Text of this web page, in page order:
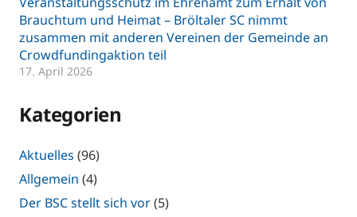
Brauchtum und Heimat – Bröltaler SC nimmt
zusammen mit anderen Vereinen der Gemeinde an
Crowdfundingaktion teil
17. April 2026
Kategorien
Aktuelles (96)
Allgemein (4)
Der BSC stellt sich vor(5)